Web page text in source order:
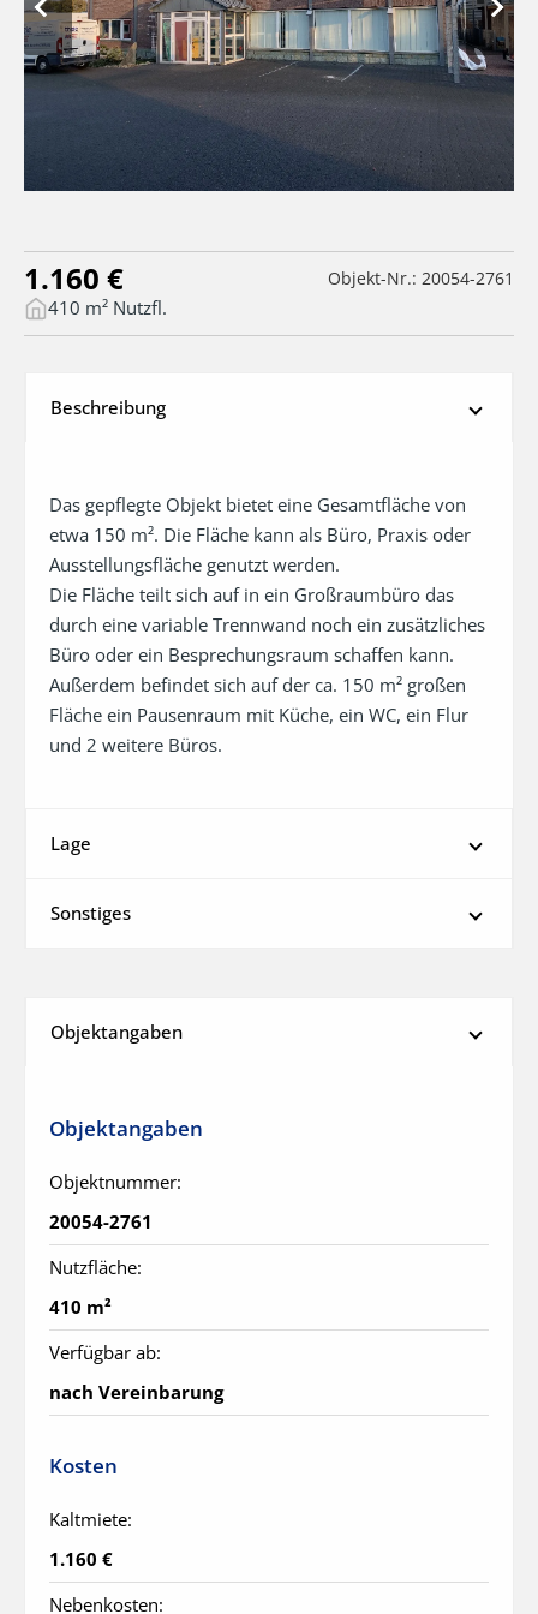
1.160 € Objekt-Nr.: 20054-2761
410 m² Nutzfl.
Beschreibung
Das gepflegte Objekt bietet eine Gesamtfläche von
etwa 150 m². Die Fläche kann als Büro, Praxis oder
Ausstellungsfläche genutzt werden.
Die Fläche teilt sich auf in ein Großraumbüro das
durch eine variable Trennwand noch ein zusätzliches
Büro oder ein Besprechungsraum schaffen kann.
Außerdem befindet sich auf der ca. 150 m² großen
Fläche ein Pausenraum mit Küche, ein WC, ein Flur
und 2 weitere Büros.
Lage
Sonstiges
Objektangaben
Objektangaben
Objektnummer:
20054-2761
Nutzfläche:
410 m²
Verfügbar ab:
nach Vereinbarung
Kosten
Kaltmiete:
1.160 €
Nebenkosten: